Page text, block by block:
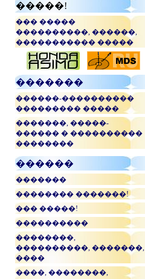
�����!
��� �����
����������, ������,
����������� �����
�������
������-����������
��������� �����
�������, �����-
������ � ����������
��������
������
�������
�������� �������!
��� �����!
����������
��������,
����������, �������,
����
����, ��������,